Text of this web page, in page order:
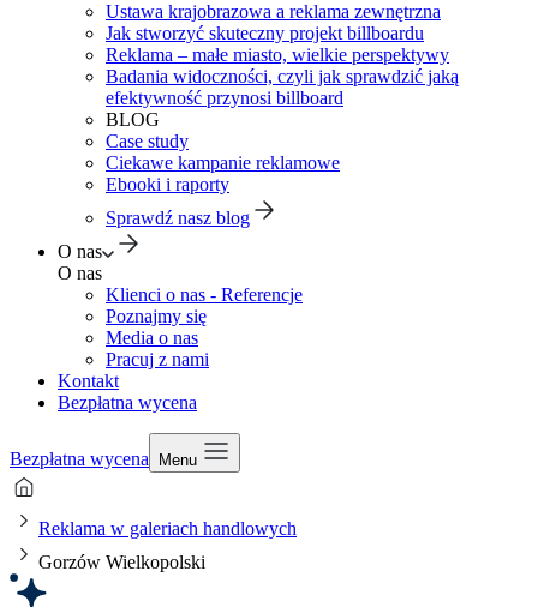
Ustawa krajobrazowa a reklama zewnętrzna
Jak stworzyć skuteczny projekt billboardu
Reklama – małe miasto, wielkie perspektywy
Badania widoczności, czyli jak sprawdzić jaką
efektywność przynosi billboard
BLOG
Case study
Ciekawe kampanie reklamowe
Ebooki i raporty
Sprawdź nasz blog
O nas
O nas
Klienci o nas - Referencje
Poznajmy się
Media o nas
Pracuj z nami
Kontakt
Bezpłatna wycena
Bezpłatna wycena Menu
Reklama w galeriach handlowych
Gorzów Wielkopolski